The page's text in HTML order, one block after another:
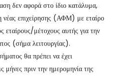
δεν αφορά στο ίδιο κατάλυμα,
νέας επιχείρησης (ΑΦΜ) με εταίρο
εταίρους/μέτοχους αυτής για την
(σήμα λειτουργίας).
θα πρέπει να έχει
μήνες πριν την ημερομηνία της